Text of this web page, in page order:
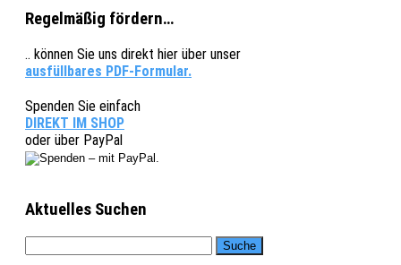
Regelmäßig fördern…
.. können Sie uns direkt hier über unser
ausfüllbares PDF-Formular.
Spenden Sie einfach
DIREKT IM SHOP
oder über PayPal
Aktuelles Suchen